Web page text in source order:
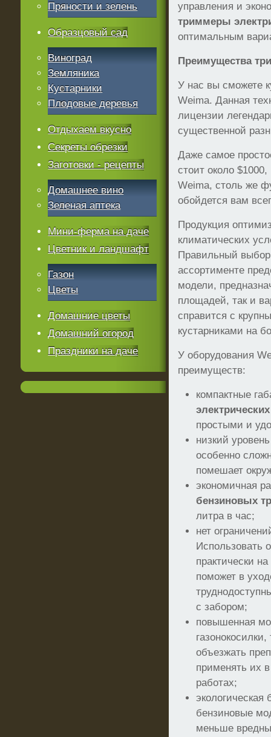
управления и
триммеры
оптимальным
Преимущества
У нас вы сможете
Weima. Данная
лицензии
существенной
Даже самое
стоит около
Weima, столь же
обойдется вам
Продукция
климатических
Правильный выбор
ассортименте
модели,
площадей, так и
справится с
кустарниками на
У оборудования
преимуществ:
компактные
простыми и
низкий
особенно
помешает
экономичная
бензиновых
литра в час;
нет
Использовать
практически
поможет в
с забором;
повышенная
объезжать
применять их
работах;
экологическая
бензиновые
меньше
Пряности и зелень
Образцовый сад
Виноград
Земляника
Кустарники
Плодовые деревья
Отдыхаем вкусно
Секреты обрезки
Заготовки - рецепты
Домашнее вино
Зеленая аптека
Мини-ферма на даче
Цветник и ландшафт
Газон
Цветы
Домашние цветы
Домашний огород
Праздники на даче